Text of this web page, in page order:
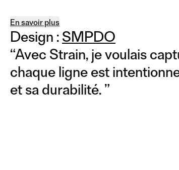
En savoir plus
Design : SMPDO
“Avec Strain, je voulais
chaque ligne est
et sa durabilité. ”